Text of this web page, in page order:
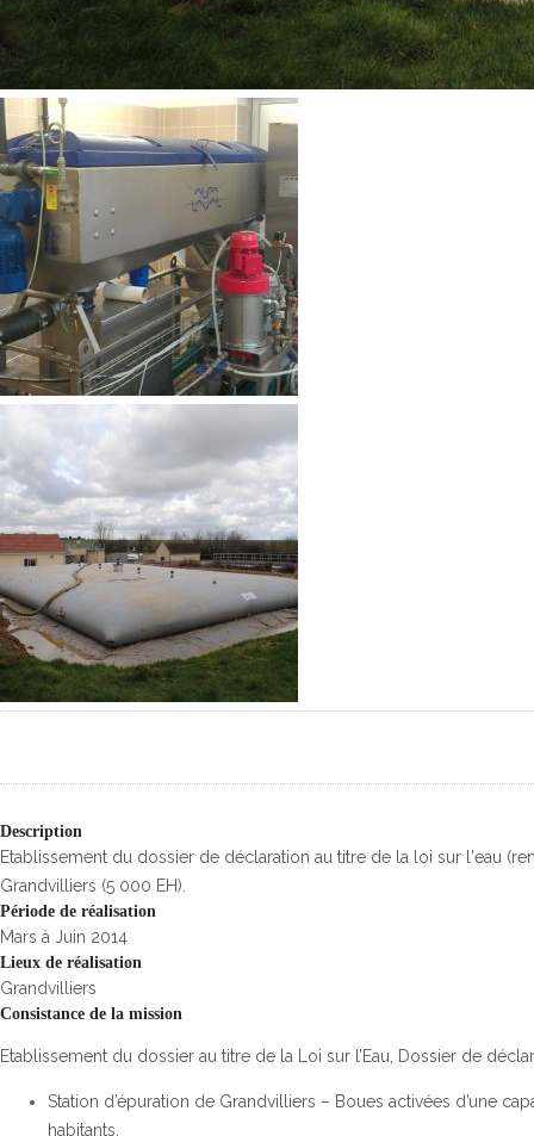
Description
Etablissement du dossier de déclaration au titre de la loi sur l'eau
Grandvilliers (5 000 EH).
Période de réalisation
Mars à Juin 2014
Lieux de réalisation
Grandvilliers
Consistance de la mission
Etablissement du dossier au titre de la Loi sur l’Eau, Dossier de
Station d’épuration de Grandvilliers – Boues activées d’une
habitants.